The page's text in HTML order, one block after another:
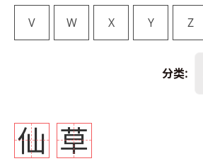
V W X Y Z
分类:
仙 草